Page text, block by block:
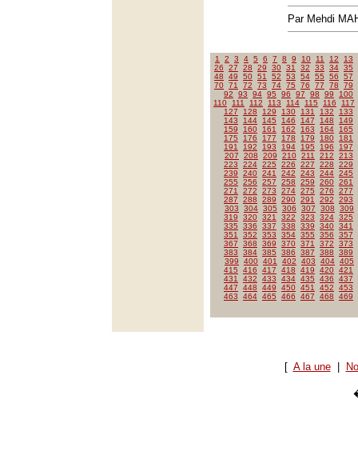
Par Mehdi
1 2 3 4 5 6 7 8 9 10 11 12
13
26
27 28 29 30 31 32 33 34 35
48
49 50 51 52 53 54 55 56
57
70 71 72 73 74 75 76 77 78
79
92
93 94 95 96 97 98 99
100
110
111 112 113 114 115 116
117
127
128 129 130 131 132
133
143
144 145 146 147 148
149
159
160 161 162 163 164
165
175
176 177 178 179 180
181
191
192 193 194 195 196
197
207
208 209 210 211 212
213
223
224 225 226 227 228
229
239
240 241 242 243 244 245
255
256 257 258 259 260 261
271
272 273 274 275 276
277
287
288 289 290 291 292
293
303
304 305 306 307 308
309
319
320 321 322 323 324 325
335
336 337 338 339 340 341
351
352 353 354 355 356
357
367
368 369 370 371 372
373
383
384 385 386 387 388
389
399
400 401 402 403 404 405
415
416 417 418 419 420 421
431
432 433 434 435 436
437
447
448 449 450 451 452
453
463
464 465 466 467 468 469
[ A la une|